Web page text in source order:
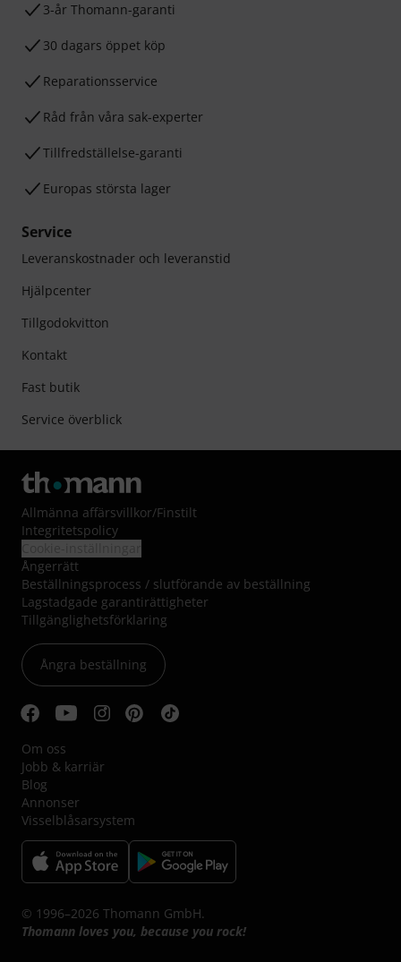
3-år Thomann-garanti
30 dagars öppet köp
Reparationsservice
Råd från våra sak-experter
Tillfredställelse-garanti
Europas största lager
Service
Leveranskostnader och leveranstid
Hjälpcenter
Tillgodokvitton
Kontakt
Fast butik
Service överblick
Allmänna affärsvillkor/Finstilt
Integritetspolicy
Ångerrätt
Beställningsprocess / slutförande av beställning
Lagstadgade garantirättigheter
Tillgänglighetsförklaring
Ångra beställning
Om oss
Jobb & karriär
Blog
Annonser
Visselblåsarsystem
© 1996–2026 Thomann GmbH.
Thomann loves you, because you rock!